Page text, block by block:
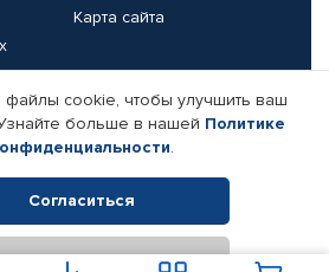
Карта сайта
Реквизиты компании
2026. Все права защищены.
cookie, чтобы улучшить ваш
больше в нашей Политике
.
Согласиться
Отклонить